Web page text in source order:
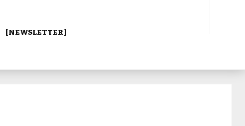
[NEWSLETTER]